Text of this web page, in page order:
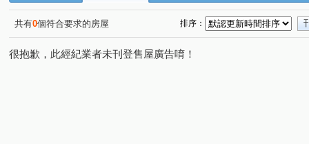
共有0個符合要求的房屋 排序：
很抱歉，此經紀業者未刊登售屋廣告唷！